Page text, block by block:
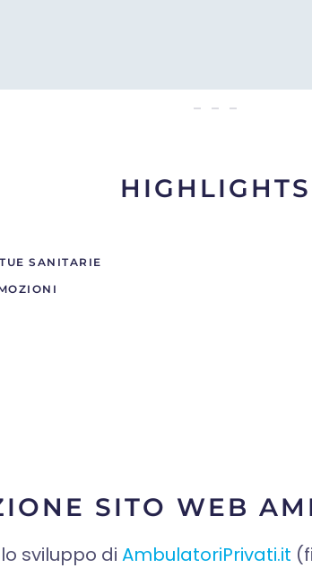
HIGHLIGHTS
SANITARIE
SITO WEB
sviluppo di AmbulatoriPrivati.it